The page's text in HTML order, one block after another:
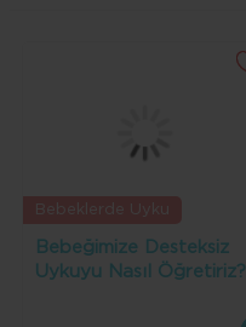
Bebeğimize Desteksiz
Uykuyu Nasıl Öğretiriz?